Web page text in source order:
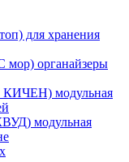
для хранения
органайзеры
модульная
модульная